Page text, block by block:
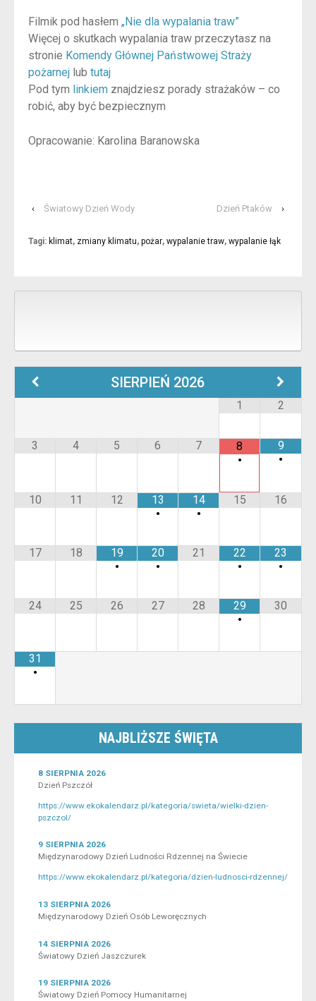
Filmik pod hasłem „Nie dla wypalania traw”
Więcej o skutkach wypalania traw przeczytasz na
stronie Komendy Głównej Państwowej Straży
pożarnej lub tutaj
Pod tym linkiem znajdziesz porady strażaków – co
robić, aby być bezpiecznym
Opracowanie: Karolina Baranowska
‹ Światowy Dzień Wody Dzień Ptaków ›
Tagi: klimat, zmiany klimatu, pożar, wypalanie traw, wypalanie łąk
SIERPIEŃ 2026
1 2
3 4 5 6 7
8
•
9
•
10 11 12
13
•
14
•
15 16
17 18
19
•
20
•
21
22
•
23
•
24 25 26 27 28
29
•
30
31
•
NAJBLIŻSZE ŚWIĘTA
8 SIERPNIA 2026
Dzień Pszczół
https://www.ekokalendarz.pl/kategoria/swieta/wielki-dzien-
pszczol/
9 SIERPNIA 2026
Międzynarodowy Dzień Ludności Rdzennej na Świecie
https://www.ekokalendarz.pl/kategoria/dzien-ludnosci-rdzennej/
13 SIERPNIA 2026
Międzynarodowy Dzień Osób Leworęcznych
14 SIERPNIA 2026
Światowy Dzień Jaszczurek
19 SIERPNIA 2026
Światowy Dzień Pomocy Humanitarnej